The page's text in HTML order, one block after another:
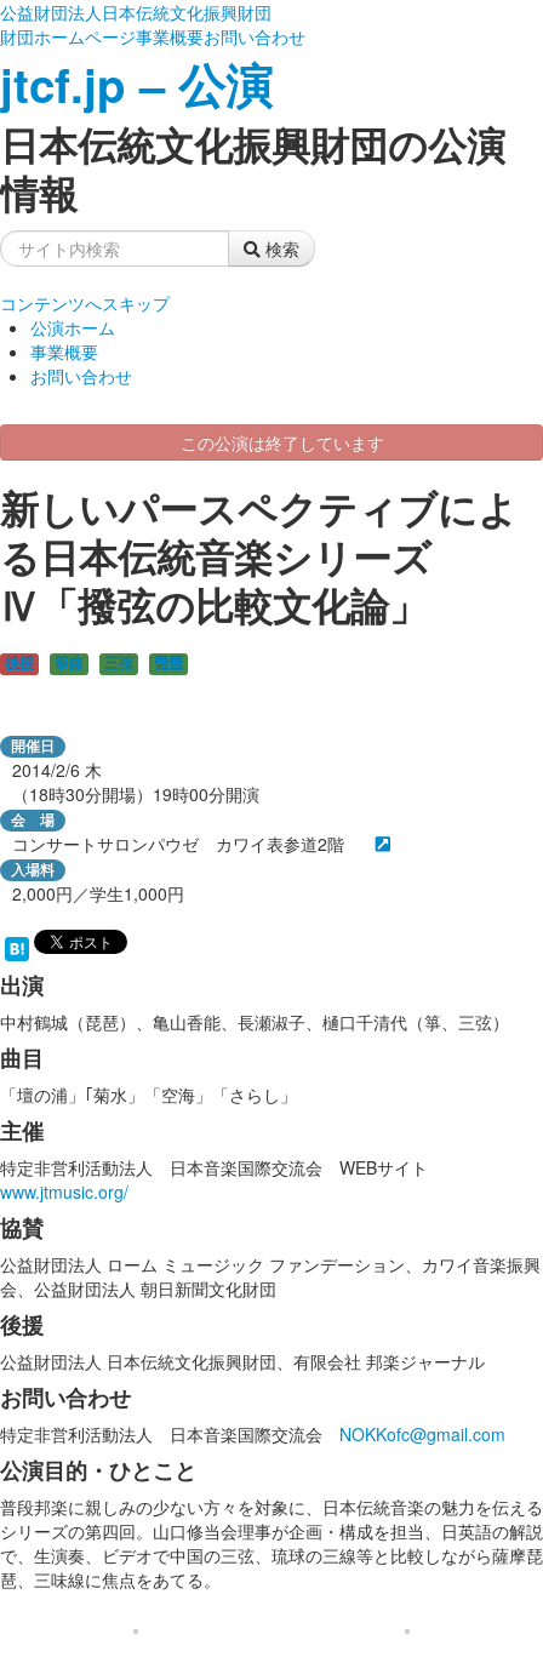
公益財団法人日本伝統文化振興財団
財団ホームページ事業概要お問い合わせ
jtcf.jp – 公演
日本伝統文化振興財団の公演
情報
検索
コンテンツへスキップ
公演ホーム
事業概要
お問い合わせ
この公演は終了しています
新しいパースペクティブによ
る日本伝統音楽シリーズ
Ⅳ「撥弦の比較文化論」
後援 箏曲 三弦 琵琶
開催日
2014/2/6 木
（18時30分開場）19時00分開演
会 場
コンサートサロンパウゼ カワイ表参道2階
入場料
2,000円／学生1,000円
出演
中村鶴城（琵琶）、亀山香能、長瀬淑子、樋口千清代（箏、三弦）
曲目
「壇の浦」｢菊水」「空海」「さらし」
主催
特定非営利活動法人 日本音楽国際交流会 WEBサイト
www.jtmusic.org/
協賛
公益財団法人 ローム ミュージック ファンデーション、カワイ音楽振興
会、公益財団法人 朝日新聞文化財団
後援
公益財団法人 日本伝統文化振興財団、有限会社 邦楽ジャーナル
お問い合わせ
特定非営利活動法人 日本音楽国際交流会 NOKKofc@gmail.com
公演目的・ひとこと
普段邦楽に親しみの少ない方々を対象に、日本伝統音楽の魅力を伝える
シリーズの第四回。山口修当会理事が企画・構成を担当、日英語の解説
で、生演奏、ビデオで中国の三弦、琉球の三線等と比較しながら薩摩琵
琶、三味線に焦点をあてる。